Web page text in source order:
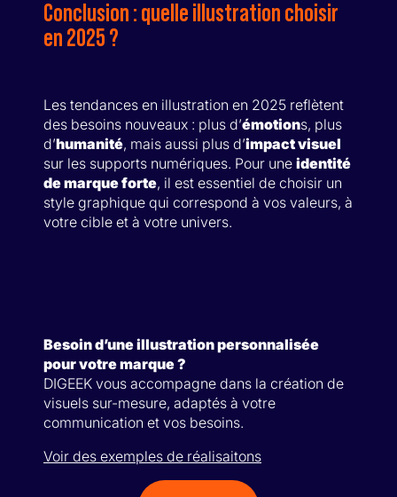
Conclusion : quelle illustration choisir
en 2025 ?
Les tendances en illustration en 2025 reflètent
des besoins nouveaux : plus d’émotions, plus
d’humanité, mais aussi plus d’impact visuel
sur les supports numériques. Pour une identité
de marque forte, il est essentiel de choisir un
style graphique qui correspond à vos valeurs, à
votre cible et à votre univers.
Besoin d’une illustration personnalisée
pour votre marque ?
DIGEEK vous accompagne dans la création de
visuels sur-mesure, adaptés à votre
communication et vos besoins.
Voir des exemples de réalisaitons